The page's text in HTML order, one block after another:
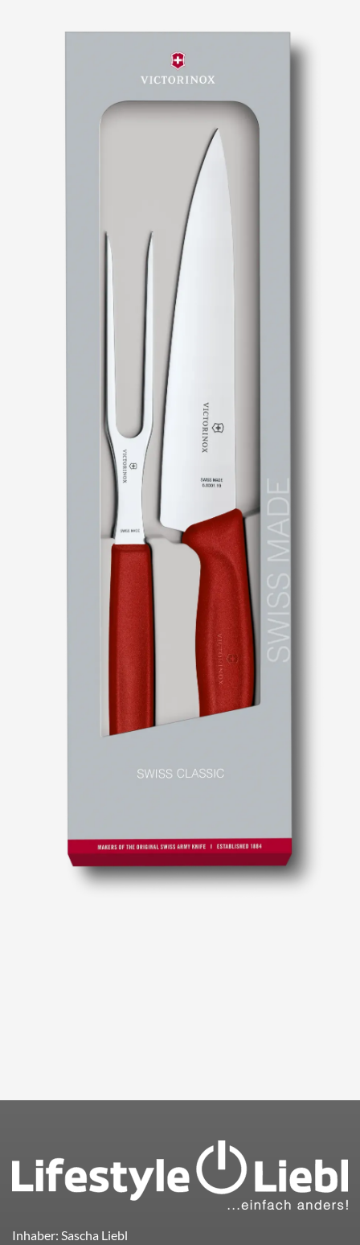
Inhaber: Sascha Liebl